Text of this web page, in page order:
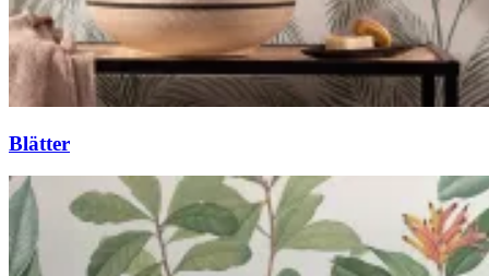
Blätter